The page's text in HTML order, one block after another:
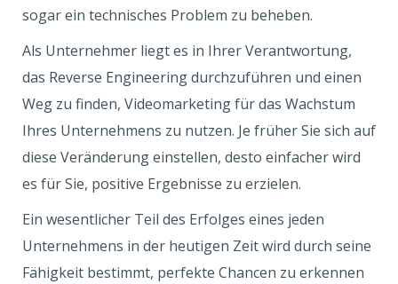
sogar ein technisches Problem zu beheben.
Als Unternehmer liegt es in Ihrer Verantwortung,
das Reverse Engineering durchzuführen und einen
Weg zu finden, Videomarketing für das Wachstum
Ihres Unternehmens zu nutzen. Je früher Sie sich auf
diese Veränderung einstellen, desto einfacher wird
es für Sie, positive Ergebnisse zu erzielen.
Ein wesentlicher Teil des Erfolges eines jeden
Unternehmens in der heutigen Zeit wird durch seine
Fähigkeit bestimmt, perfekte Chancen zu erkennen